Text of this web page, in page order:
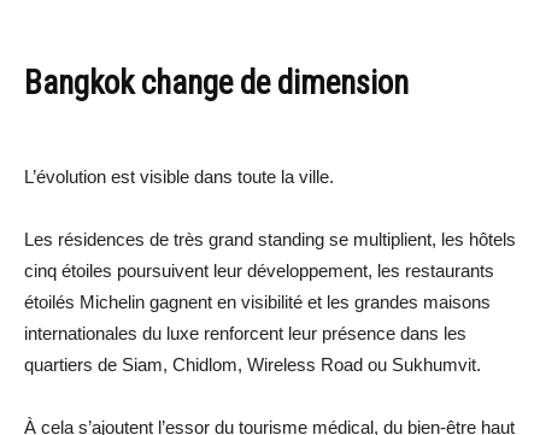
Bangkok change de dimension
L’évolution est visible dans toute la ville.
Les résidences de très grand standing se multiplient, les hôtels
cinq étoiles poursuivent leur développement, les restaurants
étoilés Michelin gagnent en visibilité et les grandes maisons
internationales du luxe renforcent leur présence dans les
quartiers de Siam, Chidlom, Wireless Road ou Sukhumvit.
À cela s’ajoutent l’essor du tourisme médical, du bien-être haut